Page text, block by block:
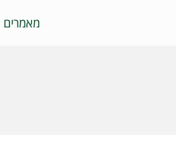
מאמרים